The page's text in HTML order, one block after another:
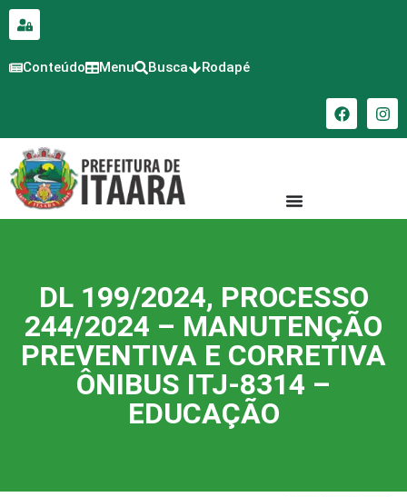
conteúdo
Conteúdo Menu Busca Rodapé
DL 199/2024, PROCESSO
244/2024 – MANUTENÇÃO
PREVENTIVA E CORRETIVA
ÔNIBUS ITJ-8314 –
EDUCAÇÃO